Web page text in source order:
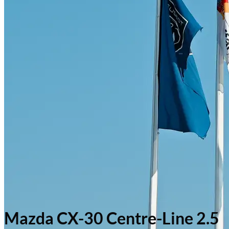
Mazda CX-30 Centre-Line 2.5